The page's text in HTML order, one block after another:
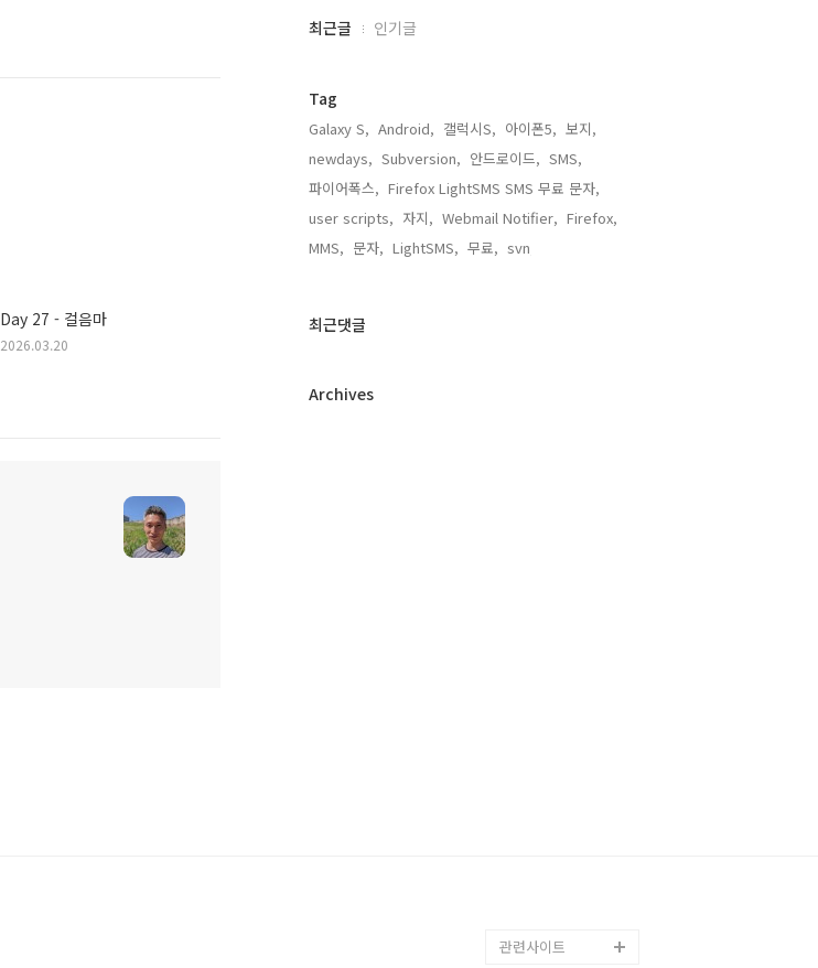
Day 27 - 걸음마
2026.03.20
최
과
기
글
최근글 인기글
Tag
Galaxy S, Android, 갤럭시S, 아이폰5, 보지,
newdays, Subversion, 안드로이드, SMS,
파이어폭스, Firefox LightSMS SMS 무료 문자,
user scripts, 자지, Webmail Notifier, Firefox,
MMS, 문자, LightSMS, 무료, svn,
최근댓글
Archives
관련사이트